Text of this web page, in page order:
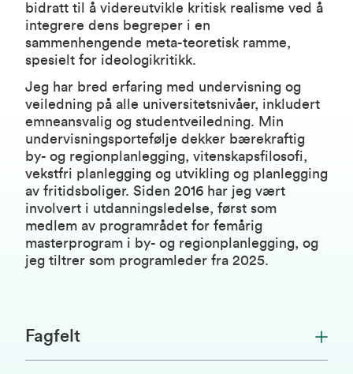
bidratt til å videreutvikle kritisk realisme ved å
integrere dens begreper i en
sammenhengende meta-teoretisk ramme,
spesielt for ideologikritikk.
Jeg har bred erfaring med undervisning og
veiledning på alle universitetsnivåer, inkludert
emneansvalig og studentveiledning. Min
undervisningsportefølje dekker bærekraftig
by- og regionplanlegging, vitenskapsfilosofi,
vekstfri planlegging og utvikling og planlegging
av fritidsboliger. Siden 2016 har jeg vært
involvert i utdanningsledelse, først som
medlem av programrådet for femårig
masterprogram i by- og regionplanlegging, og
jeg tiltrer som programleder fra 2025.
Fagfelt